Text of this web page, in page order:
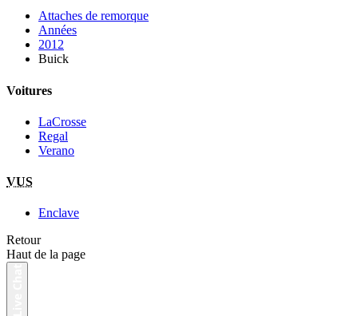
Attaches de remorque
Années
2012
Buick
Voitures
LaCrosse
Regal
Verano
VUS
Enclave
Retour
Haut de la page